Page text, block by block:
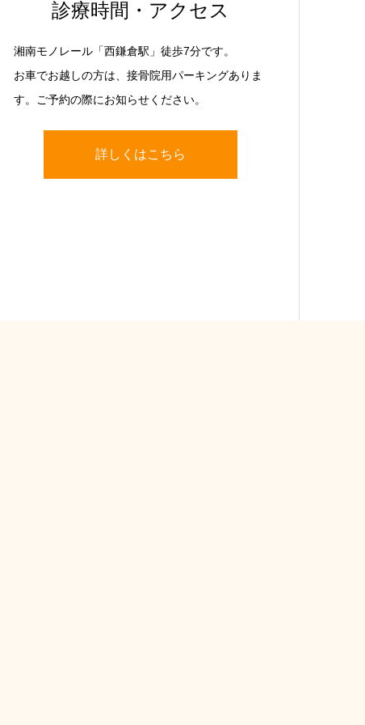
診療時間・アクセス
湘南モノレール「西鎌倉駅」徒歩7分です。
お車でお越しの方は、接骨院用パーキングありま
す。ご予約の際にお知らせください。
詳しくはこちら